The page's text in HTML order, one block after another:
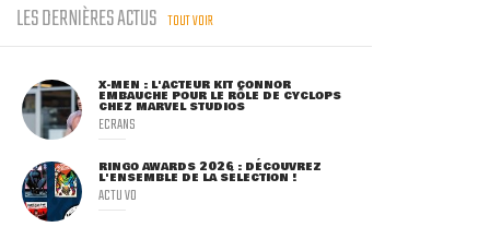
LES DERNIÈRES ACTUS TOUT VOIR
X-MEN : L'ACTEUR KIT CONNOR
EMBAUCHÉ POUR LE RÔLE DE CYCLOPS
CHEZ MARVEL STUDIOS
ECRANS
RINGO AWARDS 2026 : DÉCOUVREZ
L'ENSEMBLE DE LA SÉLECTION !
ACTU VO